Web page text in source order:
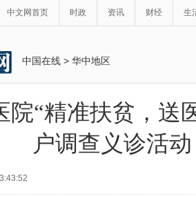
中文网首页 时政 资讯 财经 生
中国在线 > 华中地区
院“精准扶贫，送
户调查义诊活动